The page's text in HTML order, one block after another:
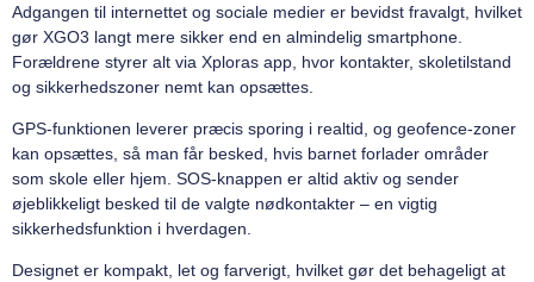
Adgangen til internettet og sociale medier er bevidst fravalgt, hvilket
gør XGO3 langt mere sikker end en almindelig smartphone.
Forældrene styrer alt via Xploras app, hvor kontakter, skoletilstand
og sikkerhedszoner nemt kan opsættes.
GPS-funktionen leverer præcis sporing i realtid, og geofence-zoner
kan opsættes, så man får besked, hvis barnet forlader områder
som skole eller hjem. SOS-knappen er altid aktiv og sender
øjeblikkeligt besked til de valgte nødkontakter – en vigtig
sikkerhedsfunktion i hverdagen.
Designet er kompakt, let og farverigt, hvilket gør det behageligt at